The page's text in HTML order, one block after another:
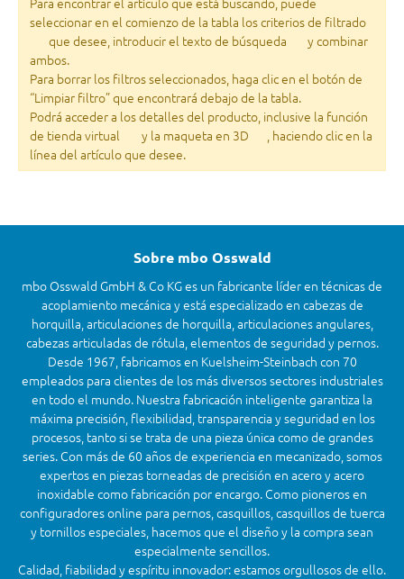
seleccionar en el comienzo de la tabla los criterios de filtrado
que desee, introducir el texto de búsqueda
y combinar
ambos.
Para borrar los filtros seleccionados, haga clic en el botón de
“Limpiar filtro” que encontrará debajo de la tabla.
Podrá acceder a los detalles del producto, inclusive la función
de tienda virtual
y la maqueta en 3D
, haciendo clic en la
línea del artículo que desee.
Sobre mbo Osswald
mbo Osswald GmbH & Co KG es un fabricante líder en técnicas de
acoplamiento mecánica y está especializado en cabezas de
horquilla, articulaciones de horquilla, articulaciones angulares,
cabezas articuladas de rótula, elementos de seguridad y pernos.
Desde 1967, fabricamos en Kuelsheim-Steinbach con 70
empleados para clientes de los más diversos sectores industriales
en todo el mundo. Nuestra fabricación inteligente garantiza la
máxima precisión, flexibilidad, transparencia y seguridad en los
procesos, tanto si se trata de una pieza única como de grandes
series. Con más de 60 años de experiencia en mecanizado, somos
expertos en piezas torneadas de precisión en acero y acero
inoxidable como fabricación por encargo. Como pioneros en
configuradores online para pernos, casquillos, casquillos de tuerca
y tornillos especiales, hacemos que el diseño y la compra sean
especialmente sencillos.
Calidad, fiabilidad y espíritu innovador: estamos orgullosos de ello.